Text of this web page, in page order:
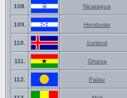
108. Nicaragua
109. Honduras
110. Iceland
111. Ghana
112. Palau